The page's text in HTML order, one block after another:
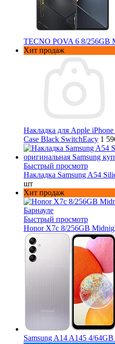
TECNO POVA 6 8/256GB
Хит продаж
Накладка для Apple
Case Black SwitchEacy 1
Быстрый просмотр
Накладка Samsung A54
шт
Хит продаж
Быстрый просмотр
Honor X7c 8/256GB
Samsung A14 A145 4/